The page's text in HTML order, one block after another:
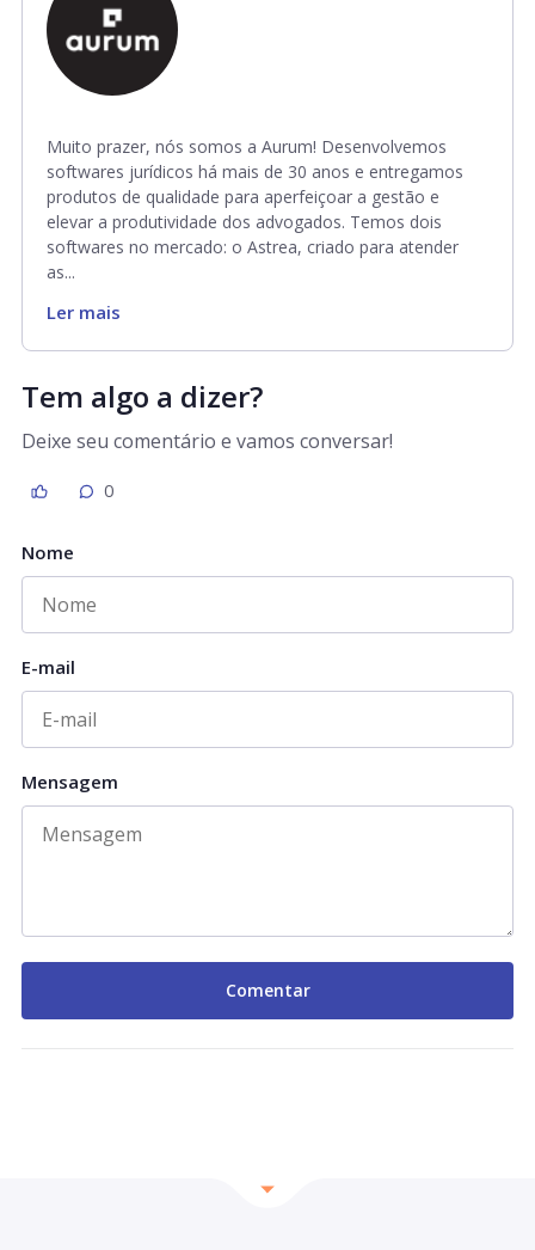
Muito prazer, nós somos a Aurum! Desenvolvemos
softwares jurídicos há mais de 30 anos e entregamos
produtos de qualidade para aperfeiçoar a gestão e
elevar a produtividade dos advogados. Temos dois
softwares no mercado: o Astrea, criado para atender
as...
Ler mais
Tem algo a dizer?
Deixe seu comentário e vamos conversar!
0
Nome
E-mail
Mensagem